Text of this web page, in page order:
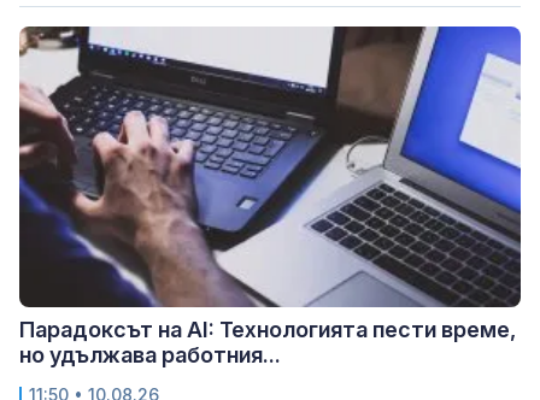
Парадоксът на AI: Технологията пести време,
но удължава работния...
11:50 • 10.08.26